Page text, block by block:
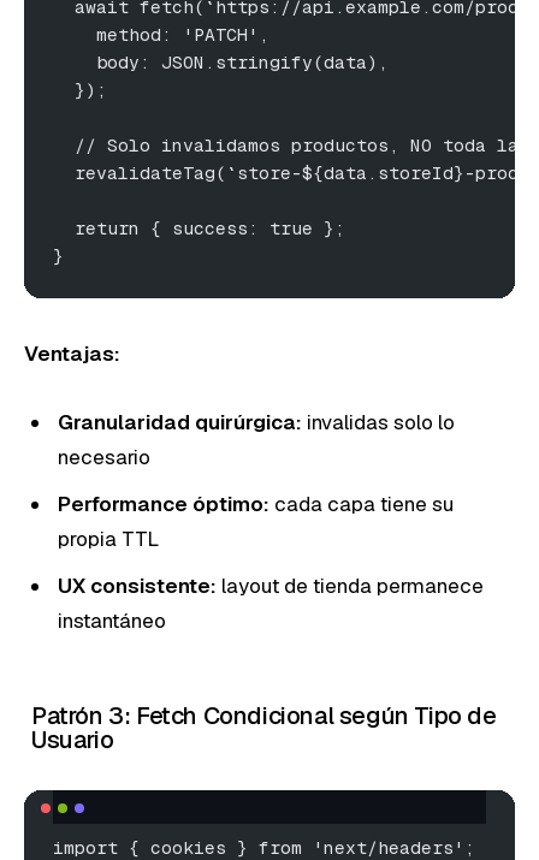
await fetch(`https://api.example.com/
    method: 'PATCH',
    body: JSON.stringify(data),
  });
// Solo invalidamos productos, NO toda la
revalidateTag(`store-${data.storeId}-
  return { success: true };
}
Ventajas:
Granularidad quirúrgica: invalidas solo lo
necesario
Performance óptimo: cada capa tiene su
propia TTL
UX consistente: layout de tienda permanece
instantáneo
Patrón 3: Fetch Condicional según Tipo de
Usuario
import { cookies } from 'next/headers';